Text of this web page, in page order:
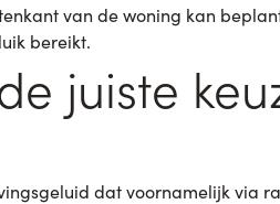
van de woning kan
bereikt.
juiste
dat voornamelijk via